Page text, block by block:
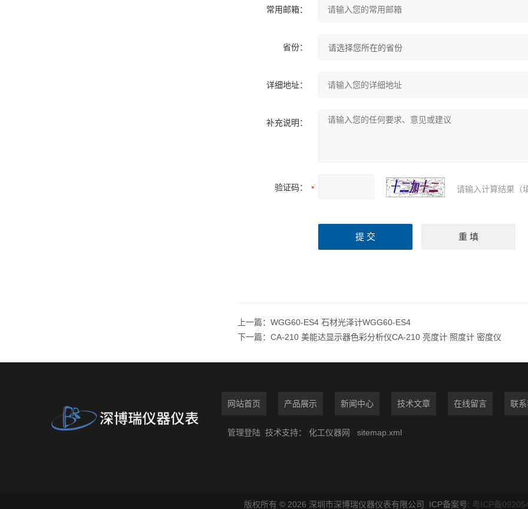
常用邮箱：
省份：
详细地址：
补充说明：
验证码： 请输入计算结果（
上一篇： WGG60-ES4 石材光泽计WGG60-ES4
下一篇： CA-210 美能达显示器色彩分析仪CA-210 亮度计 照度计 密度仪
网站首页 产品展示 新闻中心 技术文章 在线留言 联系
管理登陆 技术支持： 化工仪器网 sitemap.xml
版权所有 © 2026 深圳市深博瑞仪器仪表有限公司 ICP备案号: 粤ICP备